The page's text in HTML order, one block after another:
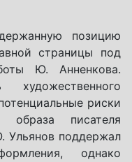
позицию
страницы под
Ю. Анненкова.
художественного
риски
образа писателя
Ульянов поддержал
однако